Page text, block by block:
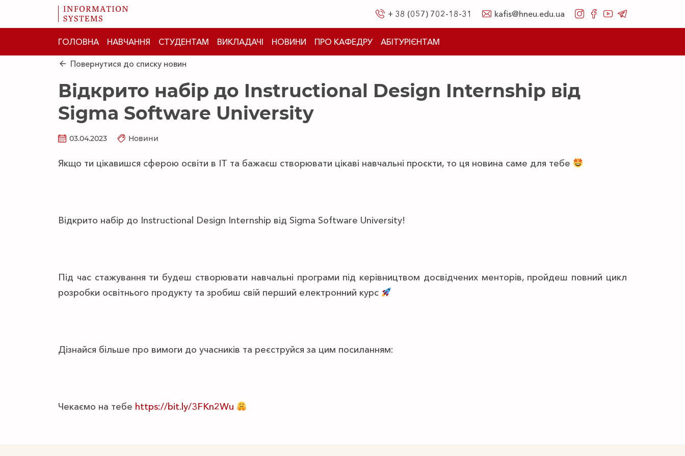
+ 38 (057) 702-18-31 kafis@hneu.edu.ua
ГОЛОВНА НАВЧАННЯ СТУДЕНТАМ ВИКЛАДАЧІ НОВИНИ ПРО КАФЕДРУ АБІТУРІЄНТАМ
Повернутися до списку новин
Відкрито набір до Instructional Design Internship від
Sigma Software University
03.04.2023 Новини
Якщо ти цікавишся сферою освіти в IT та бажаєш створювати цікаві навчальні проєкти, то ця новина саме для тебе
Відкрито набір до Instructional Design Internship від Sigma Software University!
Під час стажування ти будеш створювати навчальні програми під керівництвом досвідчених менторів, пройдеш повний цикл
розробки освітнього продукту та зробиш свій перший електронний курс
Дізнайся більше про вимоги до учасників та реєструйся за цим посиланням:
Чекаємо на тебе https://bit.ly/3FKn2Wu